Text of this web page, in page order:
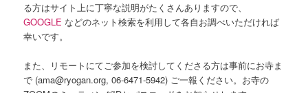
る方はサイト上に丁寧な説明がたくさんありますので、
GOOGLE などのネット検索を利用して各自お調べいただければ
幸いです。
また、リモートにてご参加を検討してくださる方は事前にお寺ま
で (ama@ryogan.org, 06-6471-5942) ご一報ください。お寺の